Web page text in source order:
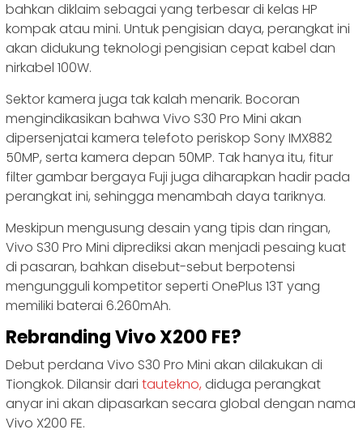
bahkan diklaim sebagai yang terbesar di kelas HP
kompak atau mini. Untuk pengisian daya, perangkat ini
akan didukung teknologi pengisian cepat kabel dan
nirkabel 100W.
Sektor kamera juga tak kalah menarik. Bocoran
mengindikasikan bahwa Vivo S30 Pro Mini akan
dipersenjatai kamera telefoto periskop Sony IMX882
50MP, serta kamera depan 50MP. Tak hanya itu, fitur
filter gambar bergaya Fuji juga diharapkan hadir pada
perangkat ini, sehingga menambah daya tariknya.
Meskipun mengusung desain yang tipis dan ringan,
Vivo S30 Pro Mini diprediksi akan menjadi pesaing kuat
di pasaran, bahkan disebut-sebut berpotensi
mengungguli kompetitor seperti OnePlus 13T yang
memiliki baterai 6.260mAh.
Rebranding Vivo X200 FE?
Debut perdana Vivo S30 Pro Mini akan dilakukan di
Tiongkok. Dilansir dari tautekno, diduga perangkat
anyar ini akan dipasarkan secara global dengan nama
Vivo X200 FE.